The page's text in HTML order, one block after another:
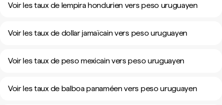
Voir les taux de lempira hondurien vers peso uruguayen
Voir les taux de dollar jamaïcain vers peso uruguayen
Voir les taux de peso mexicain vers peso uruguayen
Voir les taux de balboa panaméen vers peso uruguayen